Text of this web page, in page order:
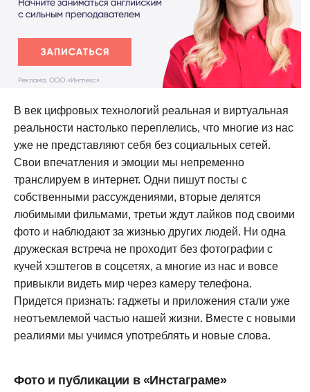
В век цифровых технологий реальная и виртуальная
реальности настолько переплелись, что многие из нас
уже не представляют себя без социальных сетей.
Свои впечатления и эмоции мы непременно
транслируем в интернет. Одни пишут посты с
собственными рассуждениями, вторые делятся
любимыми фильмами, третьи ждут лайков под своими
фото и наблюдают за жизнью других людей. Ни одна
дружеская встреча не проходит без фотографии с
кучей хэштегов в соцсетях, а многие из нас и вовсе
привыкли видеть мир через камеру телефона.
Придется признать: гаджеты и приложения стали уже
неотъемлемой частью нашей жизни. Вместе с новыми
реалиями мы учимся употреблять и новые слова.
Фото и публикации в «Инстаграме»